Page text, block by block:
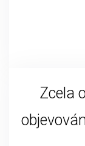
Zcela